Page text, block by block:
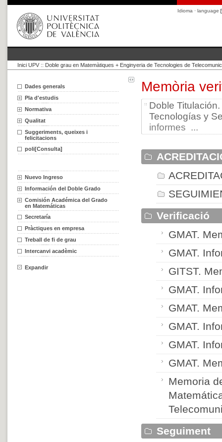
Idioma · language
Inici UPV :: Doble grau en Matemàtiques + Enginyeria de Tecnologies de
Dades generals
Pla d'estudis
Normativa
Qualitat
Suggeriments, queixes i
felicitacions
poli[Consulta]
Nuevo Ingreso
Información del Doble Grado
Comisión Académica del Grado
en Matemáticas
Secretaría
Pràctiques en empresa
Treball de fi de grau
Intercanvi acadèmic
Expandir
Memòria
Doble
Tecnologías y
informes ...
Verificació
GMAT.
GMAT.
GITST.
GMAT.
GMAT.
GMAT.
GMAT.
GMAT.
Memoria
Seguiment